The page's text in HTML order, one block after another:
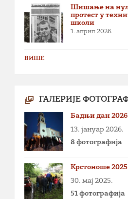
Шишање на
протест у
школи
1. април 2026.
ВИШЕ
ГАЛЕРИЈЕ
Бадњи дан 2026
13. јануар 2026.
8 фотографија
Крстоноше
30. мај 2025.
51 фотографија